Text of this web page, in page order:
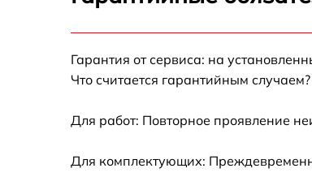
Замена трубок Canon
Гарантия от сервиса: на
Что считается гарантийным случаем?
Для работ: Повторное проявление
Для комплектующих: